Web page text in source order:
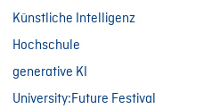
Künstliche Intelligenz
Hochschule
generative KI
University:Future Festival